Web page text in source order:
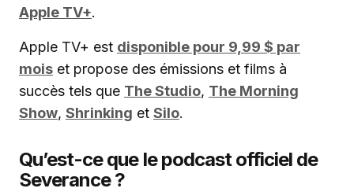
Apple TV+.
Apple TV+ est disponible pour 9,99 $ par
mois et propose des émissions et films à
succès tels que The Studio, The Morning
Show, Shrinking et Silo.
Qu’est-ce que le podcast officiel de
Severance ?